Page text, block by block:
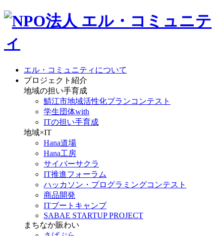
エル・コミュニティについて
プロジェクト紹介
地域の担い手育成
鯖江市地域活性化プランコンテスト
学生団体with
ITの担い手育成
地域×IT
Hana道場
Hana工房
サイバーサクラ
IT推進フォーラム
ハッカソン・プログラミングコンテスト
商品開発
ITブートキャンプ
SABAE STARTUP PROJECT
まちなか賑わい